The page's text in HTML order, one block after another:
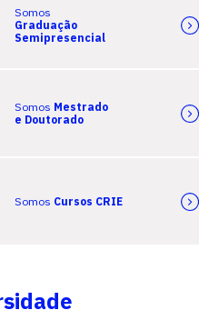
Somos
Graduação
Semipresencial
Somos Mestrado
e Doutorado
Somos Cursos CRIE